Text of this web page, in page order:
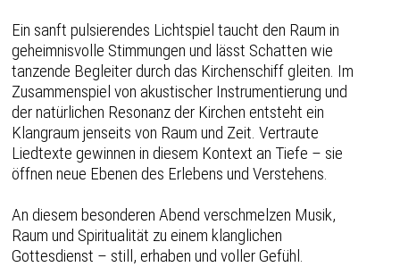
Ein sanft pulsierendes Lichtspiel taucht den Raum in
geheimnisvolle Stimmungen und lässt Schatten wie
tanzende Begleiter durch das Kirchenschiff gleiten. Im
Zusammenspiel von akustischer Instrumentierung und
der natürlichen Resonanz der Kirchen entsteht ein
Klangraum jenseits von Raum und Zeit. Vertraute
Liedtexte gewinnen in diesem Kontext an Tiefe – sie
öffnen neue Ebenen des Erlebens und Verstehens.
An diesem besonderen Abend verschmelzen Musik,
Raum und Spiritualität zu einem klanglichen
Gottesdienst – still, erhaben und voller Gefühl.